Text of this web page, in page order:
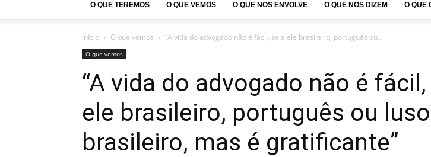
O QUE TEREMOS O QUE VEMOS O QUE NOS ENVOLVE O QUE NOS DIZEM O QUE
Início O que vemos “A vida do advogado não é fácil, seja ele brasileiro, português ou...
O que vemos
“A vida do advogado não é
ele brasileiro, português ou
brasileiro, mas é gratificante”